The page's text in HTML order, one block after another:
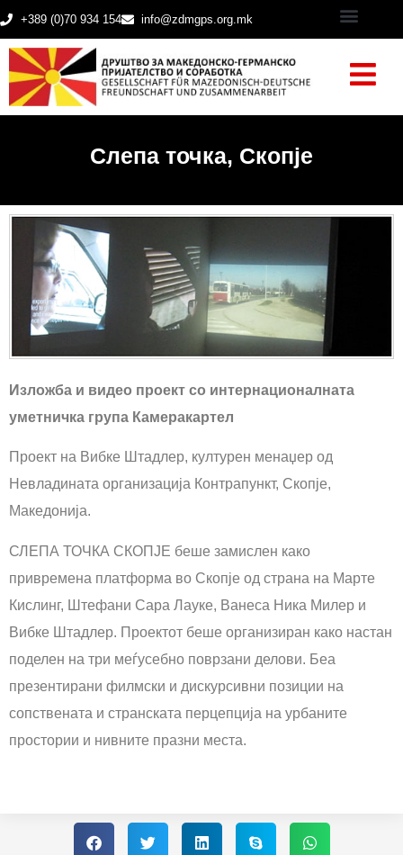
+389 (0)70 934 154 info@zdmgps.org.mk
Слепа точка, Скопје
Изложба и видео проект со интернационалната
уметничка група Камеракартел
Проект на Вибке Штадлер, културен менаџер од
Невладината организација Контрапункт, Скопје,
Македонија.
СЛЕПА ТОЧКА СКОПЈЕ беше замислен како
привремена платформа во Скопје од страна на Марте
Кислинг, Штефани Сара Лауке, Ванеса Ника Милер и
Вибке Штадлер. Проектот беше организиран како настан
поделен на три меѓусебно поврзани делови. Беа
презентирани филмски и дискурсивни позиции на
сопствената и странската перцепција на урбаните
простории и нивните празни места.